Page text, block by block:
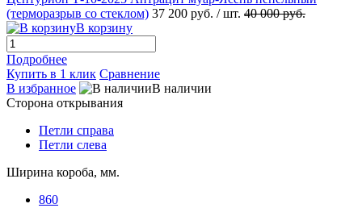
(терморазрыв со стеклом) 37 200 руб. / шт. 40 000 руб.
В корзину
Подробнее
Купить в 1 клик Сравнение
В избранное
В наличии
Сторона открывания
Петли справа
Петли слева
Ширина короба, мм.
860